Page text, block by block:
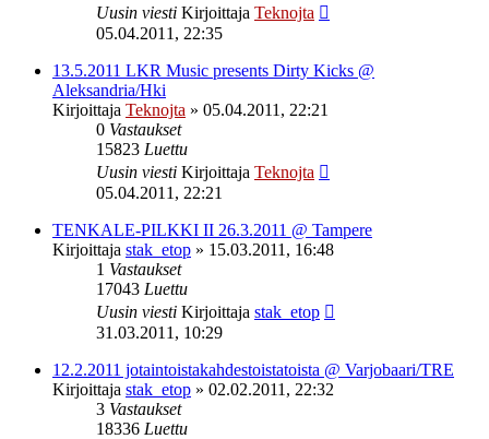
Uusin viesti Kirjoittaja Teknojta
05.04.2011, 22:35
13.5.2011 LKR Music presents Dirty Kicks @
Aleksandria/Hki
Kirjoittaja Teknojta » 05.04.2011, 22:21
0 Vastaukset
15823 Luettu
Uusin viesti Kirjoittaja Teknojta
05.04.2011, 22:21
TENKALE-PILKKI II 26.3.2011 @ Tampere
Kirjoittaja stak_etop » 15.03.2011, 16:48
1 Vastaukset
17043 Luettu
Uusin viesti Kirjoittaja stak_etop
31.03.2011, 10:29
12.2.2011 jotaintoistakahdestoistatoista @ Varjobaari/TRE
Kirjoittaja stak_etop » 02.02.2011, 22:32
3 Vastaukset
18336 Luettu